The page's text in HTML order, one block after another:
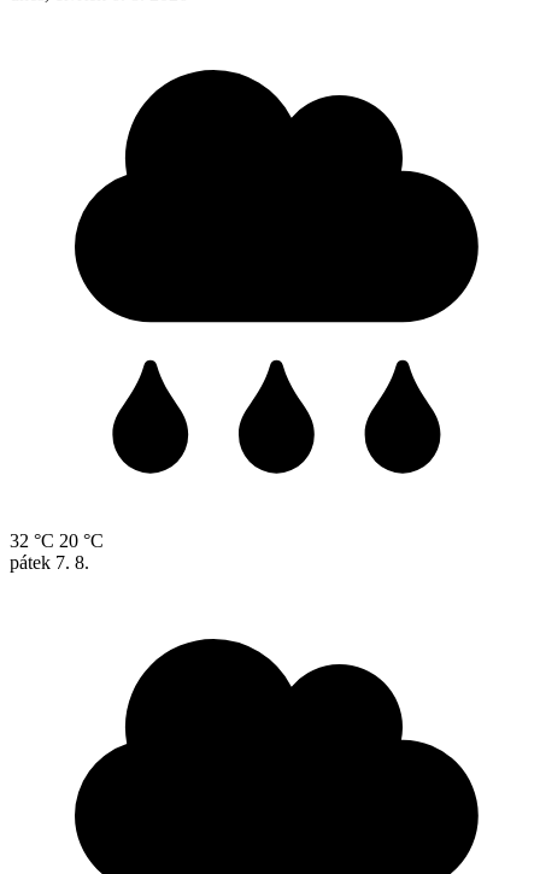
32 °C 20 °C
pátek 7. 8.